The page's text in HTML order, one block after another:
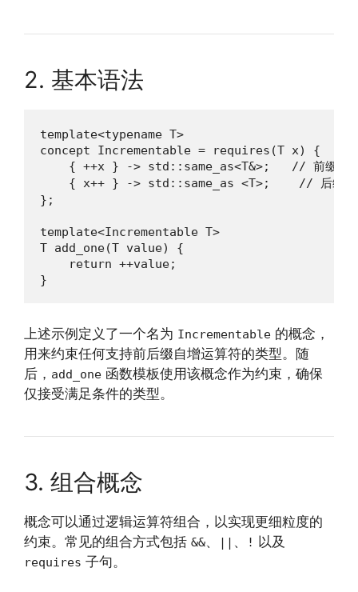
2. 基本语法
template<typename T>
concept Incrementable = requires(T x) {
{ ++x } -> std::same_as<T&>;   // 前缀 ++
{ x++ } -> std::same_as <T>;    // 后缀
};
template<Incrementable T>
T add_one(T value) {
    return ++value;
}
上述示例定义了一个名为 Incrementable 的概念，
用来约束任何支持前后缀自增运算符的类型。随
后， add_one 函数模板使用该概念作为约束，确保
仅接受满足条件的类型。
3. 组合概念
概念可以通过逻辑运算符组合，以实现更细粒度的
约束。常见的组合方式包括 &&、 || 、 ! 以及
requires 子句。